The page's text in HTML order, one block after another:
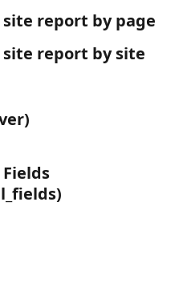
site report by page
site report by site